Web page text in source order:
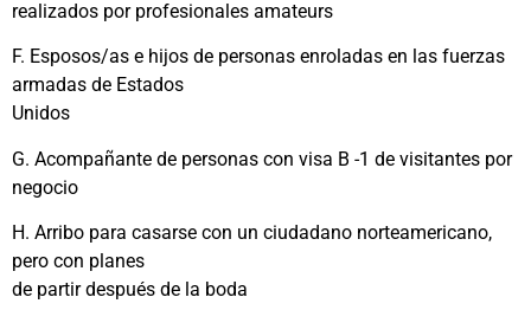
realizados por profesionales amateurs
F. Esposos/as e hijos de personas enroladas en las fuerzas
armadas de Estados
Unidos
G. Acompañante de personas con visa B -1 de visitantes por
negocio
H. Arribo para casarse con un ciudadano norteamericano,
pero con planes
de partir después de la boda